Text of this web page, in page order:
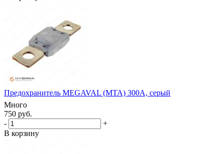
Предохранитель MEGAVAL (MTA) 300А, серый
Много
750 руб.
-
+
В корзину